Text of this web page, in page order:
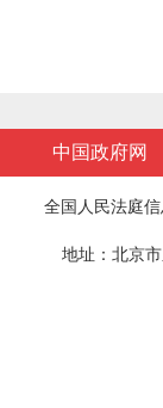
中国政府网
全国人民法庭
地址：北京